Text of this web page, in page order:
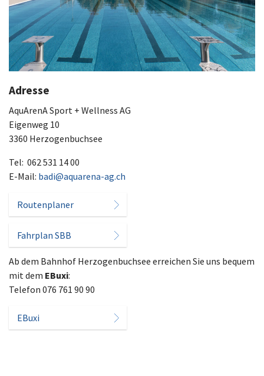
Adresse
AquArenA Sport + Wellness AG
Eigenweg 10
3360 Herzogenbuchsee
Tel: 062 531 14 00
E-Mail: badi@aquarena-ag.ch
Routenplaner
Fahrplan SBB
Ab dem Bahnhof Herzogenbuchsee erreichen Sie uns bequem
mit dem EBuxi:
Telefon 076 761 90 90
EBuxi